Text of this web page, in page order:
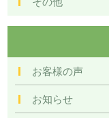
お客様の声
お知らせ